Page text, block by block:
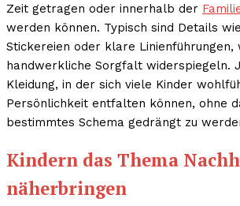
Zeit getragen oder innerhalb der
werden können. Typisch sind Details
Stickereien oder klare Linienführungen,
handwerkliche Sorgfalt widerspiegeln.
Kleidung, in der sich viele Kinder
Persönlichkeit entfalten können, ohne
bestimmtes Schema gedrängt zu
Kindern das Thema
näherbringen